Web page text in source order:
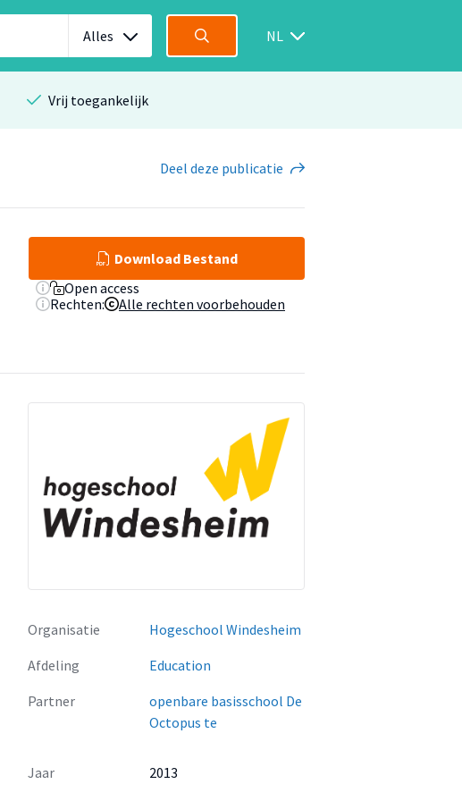
Alles NL
Vrij toegankelijk
Deel deze publicatie
Download Bestand
Open access
Rechten:
Alle rechten voorbehouden
Organisatie
Hogeschool Windesheim
Afdeling
Education
Partner
openbare basisschool De
Octopus te
Jaar
2013